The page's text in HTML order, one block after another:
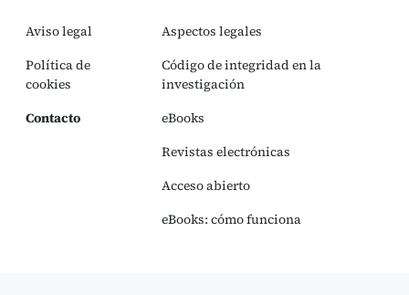
Aviso legal
Política de
cookies
Contacto
Aspectos legales
Código de integridad en la
investigación
eBooks
Revistas electrónicas
Acceso abierto
eBooks: cómo funciona